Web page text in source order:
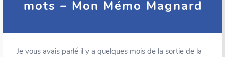
mots – Mon Mémo Magnard
Je vous avais parlé il y a quelques mois de la sortie de la